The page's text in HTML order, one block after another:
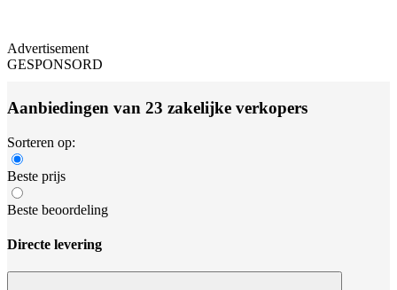
Advertisement
GESPONSORD
Aanbiedingen van 23 zakelijke verkopers
Sorteren op:
Beste prijs
Beste beoordeling
Directe levering